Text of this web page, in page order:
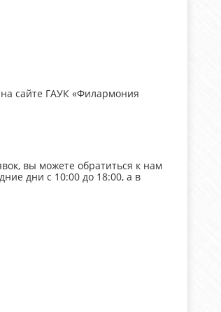
сайте ГАУК «Филармония
вы можете обратиться к нам
дни с 10:00 до 18:00, а в